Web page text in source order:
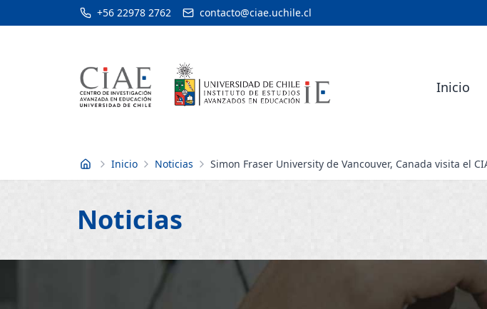
+56 22978 2762 contacto@ciae.uchile.cl
Inicio
Inicio Inicio Noticias Simon Fraser University de Vancouver, Canada visita el
Noticias